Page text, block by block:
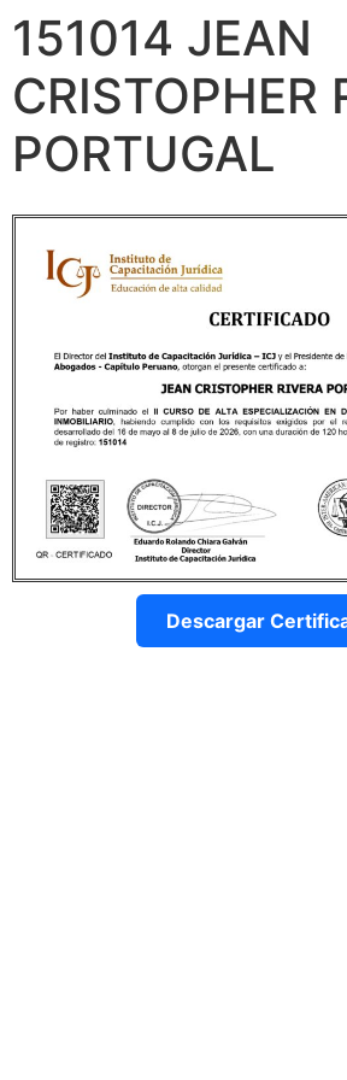
151014 JEAN
CRISTOPHER
PORTUGAL
Descargar